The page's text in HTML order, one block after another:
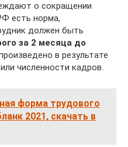
о сокращении
есть норма,
должен быть
за 2 месяца до
в результате
численности кадров.
форма трудового
2021, скачать в